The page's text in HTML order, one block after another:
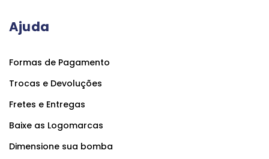
Ajuda
Formas de Pagamento
Trocas e Devoluções
Fretes e Entregas
Baixe as Logomarcas
Dimensione sua bomba